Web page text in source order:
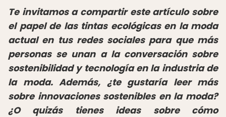
Te invitamos a compartir este artículo sobre
el papel de las tintas ecológicas en la moda
actual en tus redes sociales para que más
personas se unan a la conversación sobre
sostenibilidad y tecnología en la industria de
la moda. Además, ¿te gustaría leer más
sobre innovaciones sostenibles en la moda?
¿O quizás tienes ideas sobre cómo